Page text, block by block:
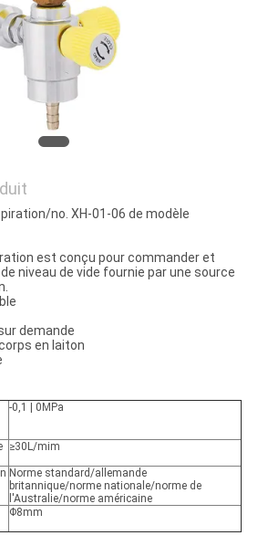
no. XH-01-06 de modèle
est conçu pour commander et
niveau de vide fournie par une source
demande
en laiton
-0,1 | 0MPa
≥30L/mim
Norme standard/allemande
britannique/norme nationale/norme de
l'Australie/norme américaine
Φ8mm